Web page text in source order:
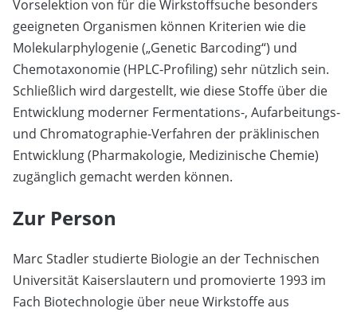
Vorselektion von für die Wirkstoffsuche besonders
geeigneten Organismen können Kriterien wie die
Molekularphylogenie („Genetic Barcoding“) und
Chemotaxonomie (HPLC-Profiling) sehr nützlich sein.
Schließlich wird dargestellt, wie diese Stoffe über die
Entwicklung moderner Fermentations-, Aufarbeitungs-
und Chromatographie-Verfahren der präklinischen
Entwicklung (Pharmakologie, Medizinische Chemie)
zugänglich gemacht werden können.
Zur Person
Marc Stadler studierte Biologie an der Technischen
Universität Kaiserslautern und promovierte 1993 im
Fach Biotechnologie über neue Wirkstoffe aus